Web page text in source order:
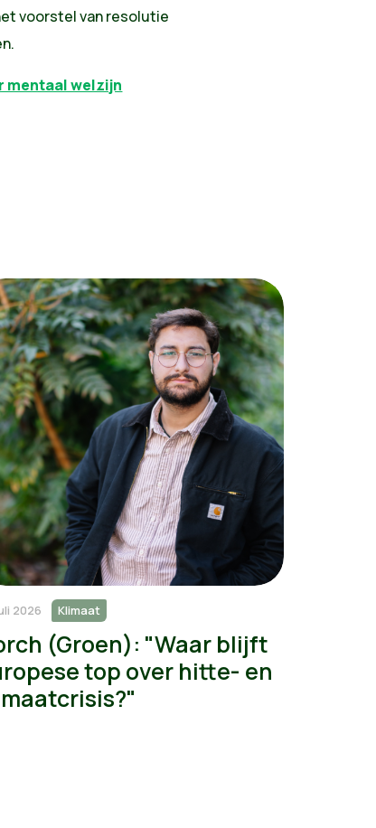
voorstel van resolutie
mentaal welzijn
2026 Klimaat
(Groen): "Waar blijft
top over hitte- en